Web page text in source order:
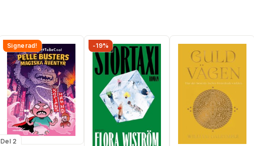
Signerad!
Del 2
-19%